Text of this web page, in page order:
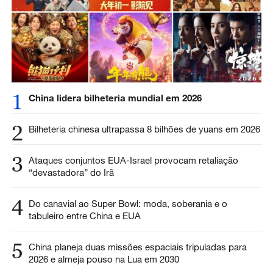
1 China lidera bilheteria mundial em 2026
2 Bilheteria chinesa ultrapassa 8 bilhões de yuans em 2026
3 Ataques conjuntos EUA-Israel provocam retaliação
“devastadora” do Irã
4 Do canavial ao Super Bowl: moda, soberania e o
tabuleiro entre China e EUA
5
China planeja duas missões espaciais tripuladas para
2026 e almeja pouso na Lua em 2030